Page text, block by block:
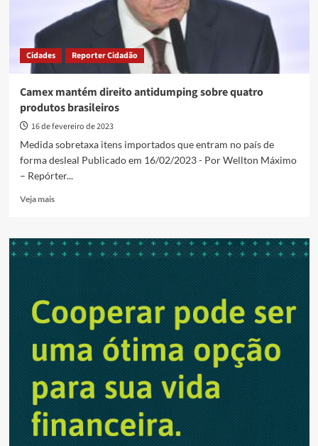
Cidades Reporter Cidadão
Camex mantém direito antidumping sobre quatro
produtos brasileiros
16 de fevereiro de 2023
Medida sobretaxa itens importados que entram no país de
forma desleal Publicado em 16/02/2023 - Por Wellton Máximo
– Repórter...
Veja maisRead
Camex
mantém
quatro
produtos
brasileiros